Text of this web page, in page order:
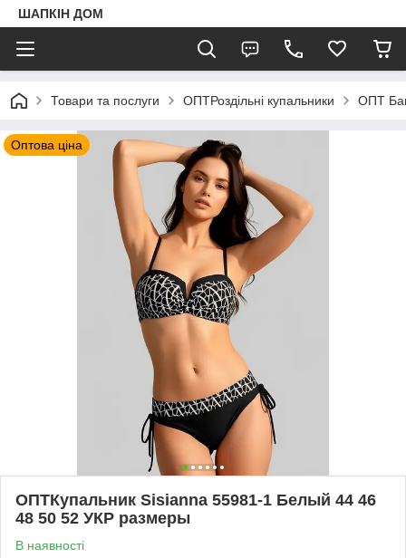
ШАПКIН ДОМ
Товари та послуги ОПТРоздільні купальники ОПТ
Оптова ціна
ОПТКупальник Sisianna 55981-1 Белый 44 46
48 50 52 УКР размеры
В наявності